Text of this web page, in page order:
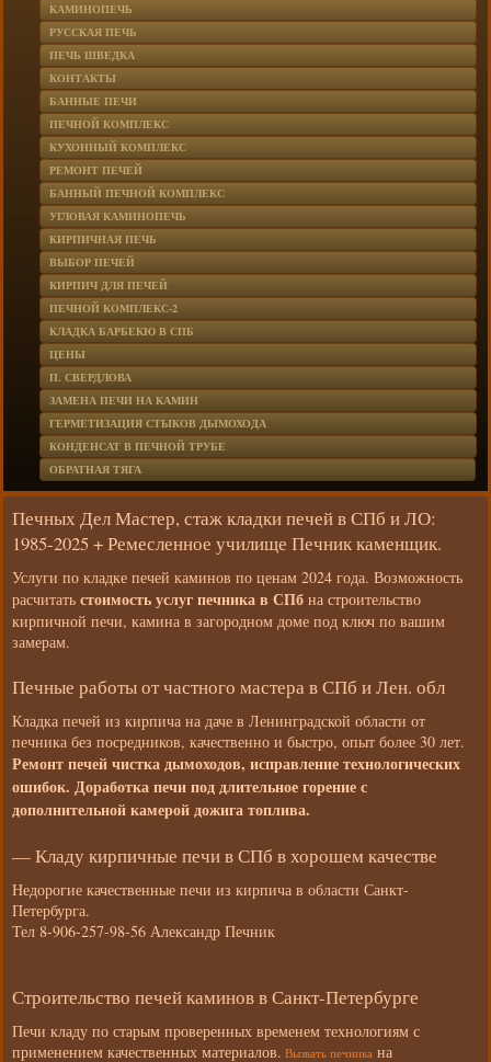
КАМИНОПЕЧЬ
РУССКАЯ ПЕЧЬ
ПЕЧЬ ШВЕДКА
КОНТАКТЫ
БАННЫЕ ПЕЧИ
ПЕЧНОЙ КОМПЛЕКС
КУХОННЫЙ КОМПЛЕКС
РЕМОНТ ПЕЧЕЙ
БАННЫЙ ПЕЧНОЙ КОМПЛЕКС
УГЛОВАЯ КАМИНОПЕЧЬ
КИРПИЧНАЯ ПЕЧЬ
ВЫБОР ПЕЧЕЙ
КИРПИЧ ДЛЯ ПЕЧЕЙ
ПЕЧНОЙ КОМПЛЕКС-2
КЛАДКА БАРБЕКЮ В СПБ
ЦЕНЫ
П. СВЕРДЛОВА
ЗАМЕНА ПЕЧИ НА КАМИН
ГЕРМЕТИЗАЦИЯ СТЫКОВ ДЫМОХОДА
КОНДЕНСАТ В ПЕЧНОЙ ТРУБЕ
ОБРАТНАЯ ТЯГА
Печных Дел Мастер, стаж кладки печей в СПб и ЛО:
1985-2025 + Ремесленное училище Печник каменщик.
Услуги по кладке печей каминов по ценам 2024 года. Возможность
расчитать стоимость услуг печника в СПб на строительство
кирпичной печи, камина в загородном доме под ключ по вашим
замерам.
Печные работы от частного мастера в СПб и Лен. обл
Кладка печей из кирпича на даче в Ленинградской области от
печника без посредников, качественно и быстро, опыт более 30 лет.
Ремонт печей чистка дымоходов, исправление технологических
ошибок. Доработка печи под длительное горение с
дополнительной камерой дожига топлива.
— Кладу кирпичные печи в СПб в хорошем качестве
Недорогие качественные печи из кирпича в области Санкт-
Петербурга.
Тел 8-906-257-98-56 Александр Печник
Строительство печей каминов в Санкт-Петербурге
Печи кладу по старым проверенных временем технологиям с
применением качественных материалов. Вызвать печника на